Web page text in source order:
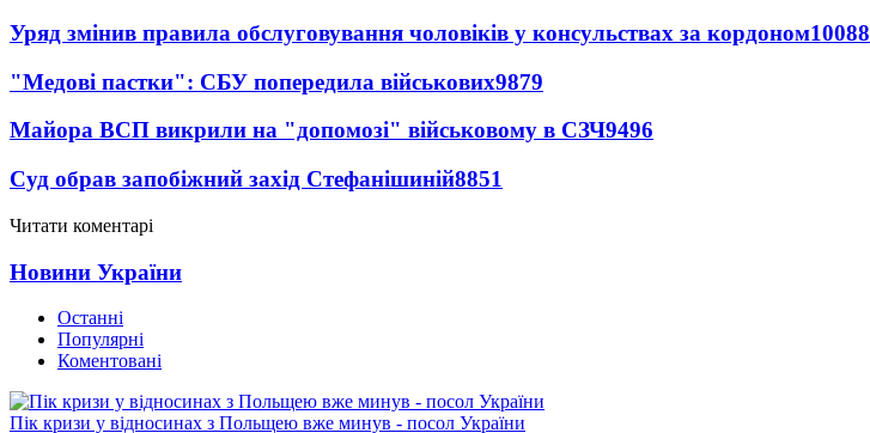
Уряд змінив правила обслуговування чоловіків у консульствах за кордоном10088
"Медові пастки": СБУ попередила військових9879
Майора ВСП викрили на "допомозі" військовому в СЗЧ9496
Суд обрав запобіжний захід Стефанішиній8851
Читати коментарі
Новини України
Останні
Популярні
Коментовані
Пік кризи у відносинах з Польщею вже минув - посол України